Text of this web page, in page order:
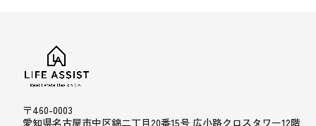
〒460-0003
愛知県名古屋市中区錦二丁目20番15号 広小路クロスタワー12階